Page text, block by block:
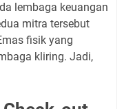
lembaga keuangan
mitra tersebut
fisik yang
kliring. Jadi,